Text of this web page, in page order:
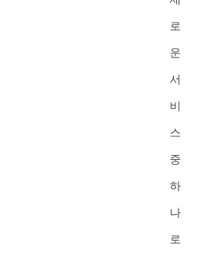
로
운
서
비
스
중
하
나
로